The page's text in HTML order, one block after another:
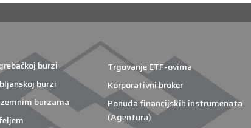
burzi
burzi
burzama
Trgovanje ETF-ovima
Korporativni broker
Ponuda financijskih instrumenata
(Agentura)